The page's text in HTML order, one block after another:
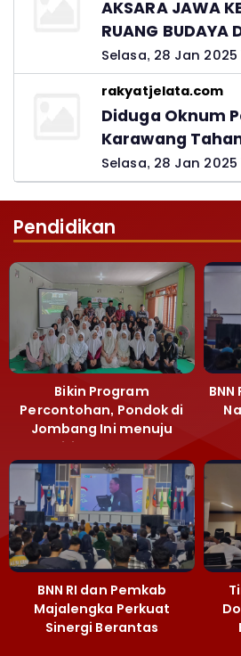
AKSARA JAWA
RUANG BUDAYA
LELUHUR
Selasa, 28 Jan 2025
rakyatjelata.com
Diduga Oknum
Karawang
Pemohon PTSL
Selasa, 28 Jan 2025
Pendidikan
Bikin Program
Percontohan, Pondok di
Jombang Ini menuju
Mandiri Kelola Sampah
dan Ketahanan Pangan
BNN RI dan Pemkab
Majalengka Perkuat
Sinergi Berantas